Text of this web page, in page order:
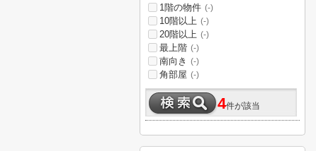
1階の物件 (-)
10階以上 (-)
20階以上 (-)
最上階 (-)
南向き (-)
角部屋 (-)
4件が該当